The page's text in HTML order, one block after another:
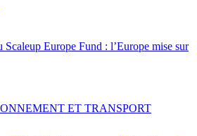
Scaleup Europe Fund : l’Europe mise sur
ET TRANSPORT